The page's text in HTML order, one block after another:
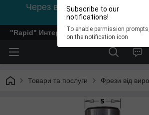
Subscribe to our
notifications!
To enable permission
on the notification icon
Через відсутність світла,
0978002056
"Rapid" Интернет-магазин
Товари та послуги Фрези від